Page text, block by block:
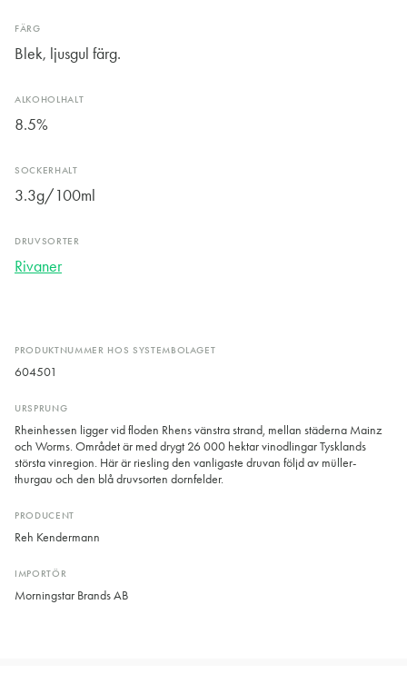
PRODUKTNUMMER HOS SYSTEMBOLAGET
604501
URSPRUNG
Rheinhessen ligger vid floden Rhens vänstra strand, mellan städerna Mainz
och Worms. Området är med drygt 26 000 hektar vinodlingar Tysklands
största vinregion. Här är riesling den vanligaste druvan följd av müller-
thurgau och den blå druvsorten dornfelder.
PRODUCENT
Reh Kendermann
IMPORTÖR
Morningstar Brands AB
FÄRG
Blek, ljusgul färg.
ALKOHOLHALT
8.5%
SOCKERHALT
3.3g/100ml
DRUVSORTER
Rivaner